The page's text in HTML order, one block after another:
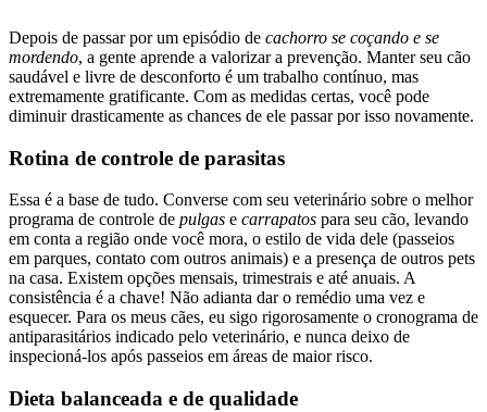
Depois de passar por um episódio de cachorro se coçando e se
mordendo, a gente aprende a valorizar a prevenção. Manter seu cão
saudável e livre de desconforto é um trabalho contínuo, mas
extremamente gratificante. Com as medidas certas, você pode
diminuir drasticamente as chances de ele passar por isso novamente.
Rotina de controle de parasitas
Essa é a base de tudo. Converse com seu veterinário sobre o melhor
programa de controle de pulgas e carrapatos para seu cão, levando
em conta a região onde você mora, o estilo de vida dele (passeios
em parques, contato com outros animais) e a presença de outros pets
na casa. Existem opções mensais, trimestrais e até anuais. A
consistência é a chave! Não adianta dar o remédio uma vez e
esquecer. Para os meus cães, eu sigo rigorosamente o cronograma de
antiparasitários indicado pelo veterinário, e nunca deixo de
inspecioná-los após passeios em áreas de maior risco.
Dieta balanceada e de qualidade